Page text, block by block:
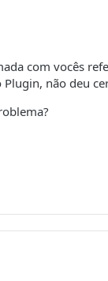
com vocês
não deu